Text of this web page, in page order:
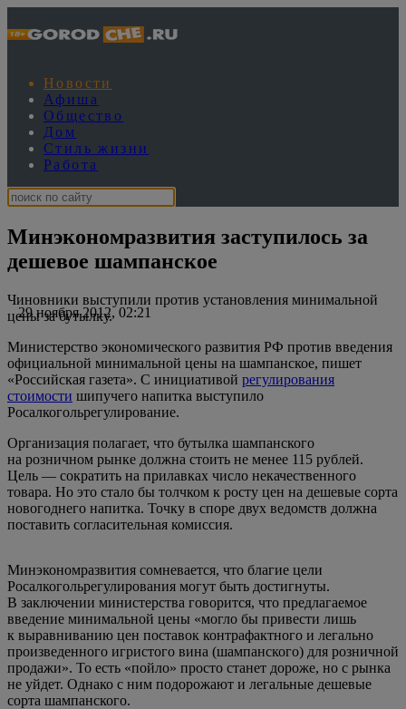
Новости
Афиша
Общество
Дом
Стиль жизни
Работа
Минэкономразвития заступилось за
дешевое шампанское
29 ноября 2012, 02:21
Чиновники выступили против установления минимальной
цены за бутылку.
Министерство экономического развития РФ против введения
официальной минимальной цены на шампанское, пишет
«Российская газета». С инициативой регулирования
стоимости шипучего напитка выступило
Росалкогольрегулирование.
Организация полагает, что бутылка шампанского
на розничном рынке должна стоить не менее 115 рублей.
Цель — сократить на прилавках число некачественного
товара. Но это стало бы толчком к росту цен на дешевые сорта
новогоднего напитка. Точку в споре двух ведомств должна
поставить согласительная комиссия.
Минэкономразвития сомневается, что благие цели
Росалкогольрегулирования могут быть достигнуты.
В заключении министерства говорится, что предлагаемое
введение минимальной цены «могло бы привести лишь
к выравниванию цен поставок контрафактного и легально
произведенного игристого вина (шампанского) для розничной
продажи». То есть «пойло» просто станет дороже, но с рынка
не уйдет. Однако с ним подорожают и легальные дешевые
сорта шампанского.